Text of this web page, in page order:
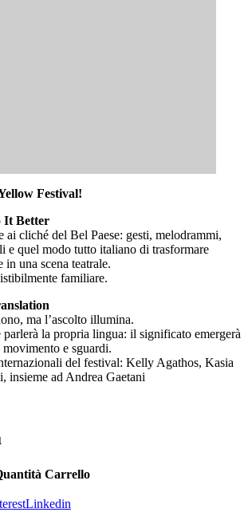
Festival!
It Better
cliché del Bel Paese: gesti, melodrammi,
e quel modo tutto italiano di trasformare
una scena teatrale.
familiare.
ma l’ascolto illumina.
la propria lingua: il significato emergerà
e sguardi.
del festival: Kelly Agathos, Kasia
insieme ad Andrea Gaetani
Carrello
Linkedin